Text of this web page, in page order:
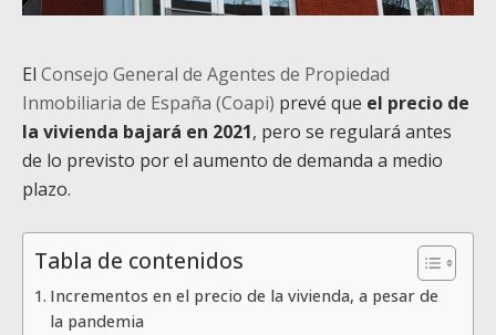
El Consejo General de Agentes de Propiedad
Inmobiliaria de España (Coapi) prevé que el precio de
la vivienda bajará en 2021, pero se regulará antes
de lo previsto por el aumento de demanda a medio
plazo.
Tabla de contenidos
Incrementos en el precio de la vivienda, a pesar de
la pandemia